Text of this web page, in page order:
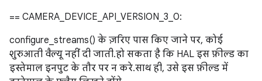
== CAMERA_DEVICE_API_VERSION_3_0:
configure_streams() के ज़रिए पास किए जाने पर, कोई
शुरुआती वैल्यू नहीं दी जाती. हो सकता है कि HAL इस फ़ील्ड का
इस्तेमाल इनपुट के तौर पर न करे. साथ ही, उसे इस फ़ील्ड में